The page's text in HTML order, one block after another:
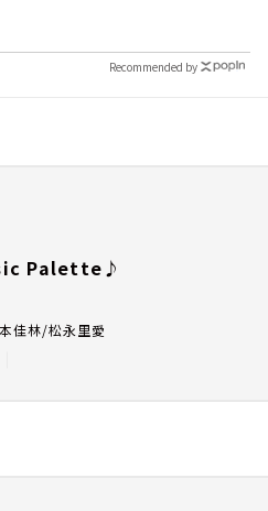
Recommended by
Palette♪
佳林/松永里愛